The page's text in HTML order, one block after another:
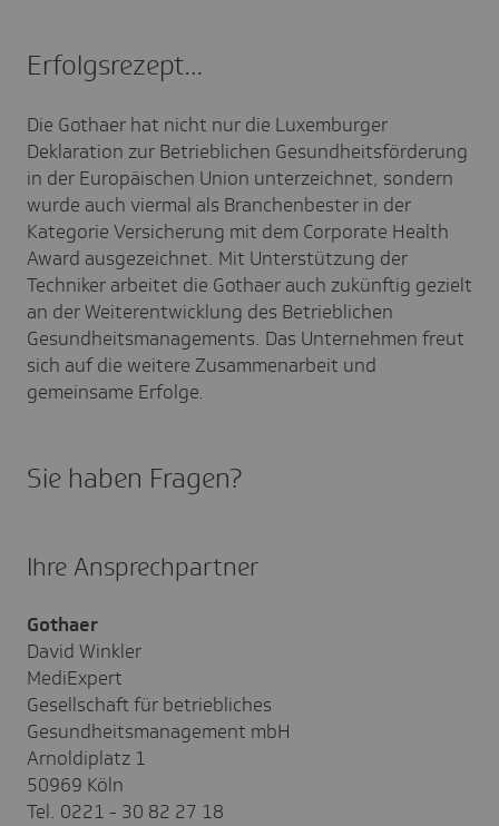
Erfolgsrezept…
Die Gothaer hat nicht nur die Luxemburger
Deklaration zur Betrieblichen Gesundheitsförderung
in der Europäischen Union unterzeichnet, sondern
wurde auch viermal als Branchenbester in der
Kategorie Versicherung mit dem Corporate Health
Award ausgezeichnet. Mit Unterstützung der
Techniker arbeitet die Gothaer auch zukünftig gezielt
an der Weiterentwicklung des Betrieblichen
Gesundheitsmanagements. Das Unternehmen freut
sich auf die weitere Zusammenarbeit und
gemeinsame Erfolge.
Sie haben Fragen?
Ihre Ansprechpartner
Gothaer
David Winkler
MediExpert
Gesellschaft für betriebliches
Gesundheitsmanagement mbH
Arnoldiplatz 1
50969 Köln
Tel. 0221 - 30 82 27 18